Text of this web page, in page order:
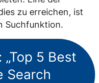
zu erreichen, ist
Suchfunktion.
5 Best
Search